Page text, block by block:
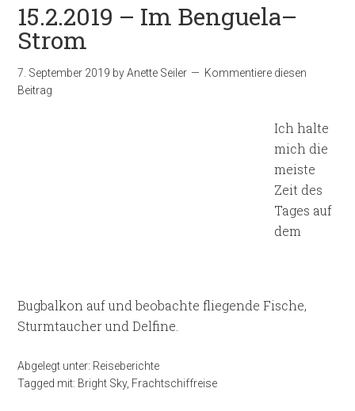
15.2.2019 – Im Benguela–
Strom
7. September 2019 byAnette Seiler
Kommentiere diesen
Beitrag
Ich halte
mich die
meiste
Zeit des
Tages auf
dem
Bugbalkon auf und beobachte fliegende Fische,
Sturmtaucher und Delfine.
Abgelegt unter: Reiseberichte
Tagged mit: Bright Sky, Frachtschiffreise